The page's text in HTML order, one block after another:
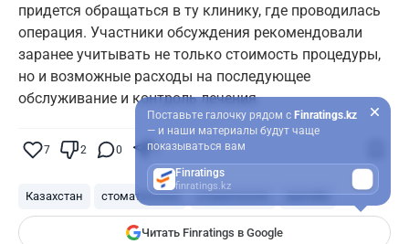
придется обращаться в ту клинику, где проводилась
операция. Участники обсуждения рекомендовали
заранее учитывать не только стоимость процедуры,
но и возможные расходы на последующее
обслуживание и контроль лечения.
7 2 0 5
Казахстан стоматология стоматологи жалоба
Читать Finratings в Google
Поставьте галочку рядом с Finratings.kz
— и наши материалы будут чаще
показываться вам
Finratings
finratings.kz